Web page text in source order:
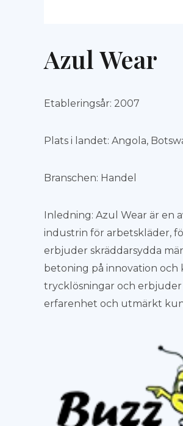
Azul Wear
Etableringsår: 2007
Plats i landet: Angola,
Branschen: Handel
Inledning: Azul Wear är en
industrin för arbetskläder,
erbjuder skräddarsydda
betoning på innovation
trycklösningar och
erfarenhet och utmärkt